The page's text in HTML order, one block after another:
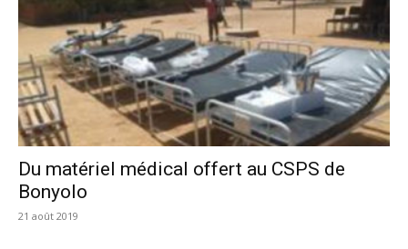
Du matériel médical offert au CSPS de
Bonyolo
21 août 2019